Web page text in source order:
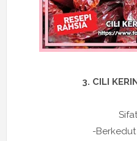
3. CILI
-